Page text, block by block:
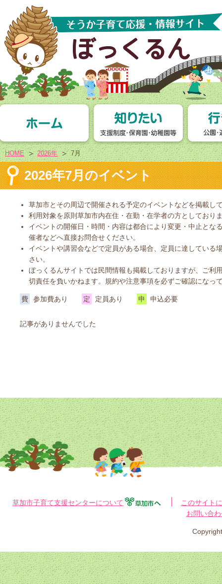
HOME 2026年 7月
2026年7月のイベント
草加市とその周辺で開催される予定のイベントなどを掲載し
利用対象を原則草加市内在住・在勤・在学者の方としており
イベントの開催日・時間・内容は都合により変更・中止とな
催者などへ直接お問合せください。
イベントや講習会などで定員がある場合、定員に達している
さい。
ぼっくるんサイトでは民間情報も掲載しておりますが、ご利
切責任を負いかねます。規約や注意事項を必ずご確認になっ
費 参加費あり 定 定員あり 申 申込必要
記事がありませんでした
草加市子育て支援センターについて
このサイト
お問い合